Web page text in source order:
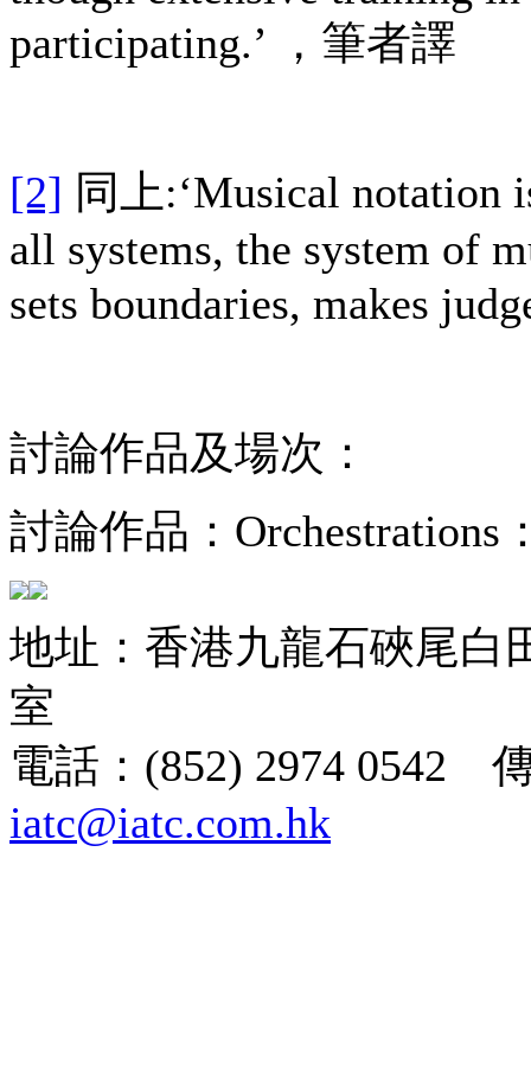
participating.’ ，筆者譯
[2] 同上:‘Musical notation
all systems, the system of
sets boundaries, makes
討論作品及場次：
討論作品：Orchestrations
地址：香港九龍石硤尾白
室
電話：(852) 2974 0542
iatc@iatc.com.hk